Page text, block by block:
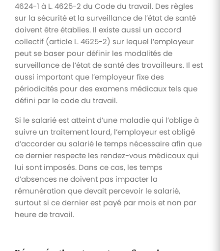
4624-1 à L. 4625-2 du Code du travail. Des règles
sur la sécurité et la surveillance de l’état de santé
doivent être établies. Il existe aussi un accord
collectif (article L. 4625-2) sur lequel l’employeur
peut se baser pour définir les modalités de
surveillance de l’état de santé des travailleurs. Il est
aussi important que l’employeur fixe des
périodicités pour des examens médicaux tels que
défini par le code du travail.
Si le salarié est atteint d’une maladie qui l’oblige à
suivre un traitement lourd, l’employeur est obligé
d’accorder au salarié le temps nécessaire afin que
ce dernier respecte les rendez-vous médicaux qui
lui sont imposés. Dans ce cas, les temps
d’absences ne doivent pas impacter la
rémunération que devait percevoir le salarié,
surtout si ce dernier est payé par mois et non par
heure de travail.